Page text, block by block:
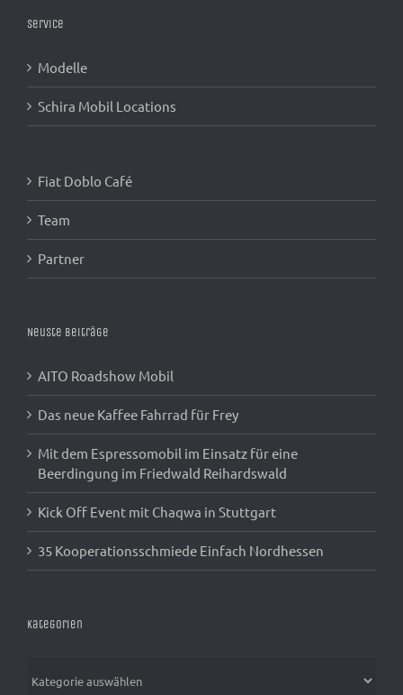
Service
Modelle
Schira Mobil Locations
Fiat Doblo Café
Team
Partner
Neuste Beiträge
AITO Roadshow Mobil
Das neue Kaffee Fahrrad für Frey
Mit dem Espressomobil im Einsatz für eine
Beerdingung im Friedwald Reihardswald
Kick Off Event mit Chaqwa in Stuttgart
35 Kooperationsschmiede Einfach Nordhessen
Kategorien